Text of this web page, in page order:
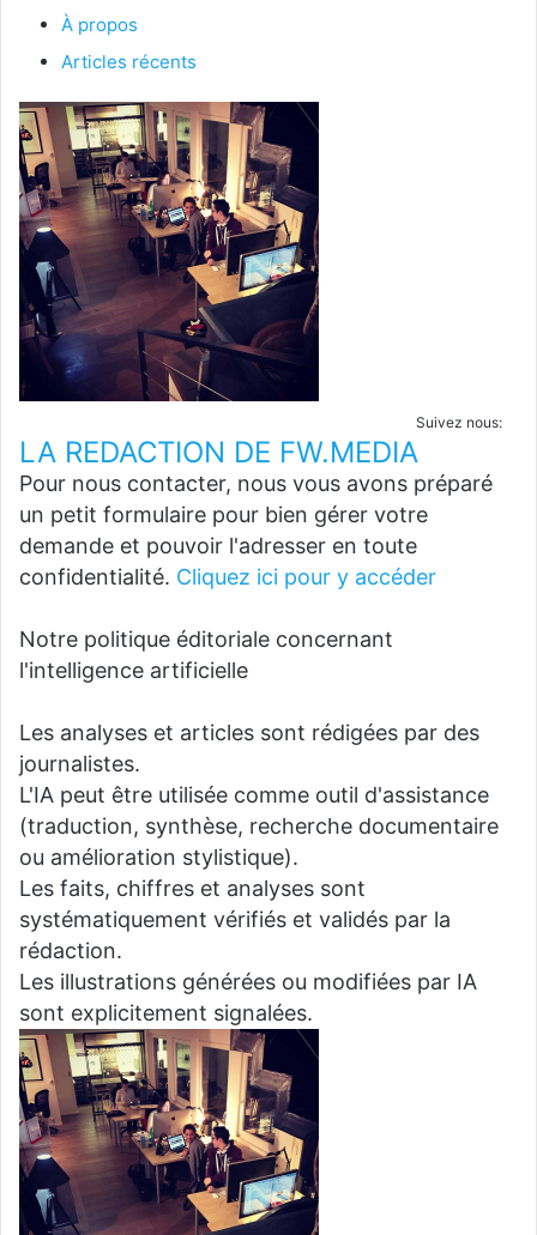
À propos
Articles récents
Suivez nous:
LA REDACTION DE FW.MEDIA
Pour nous contacter, nous vous avons préparé
un petit formulaire pour bien gérer votre
demande et pouvoir l'adresser en toute
confidentialité. Cliquez ici pour y accéder
Notre politique éditoriale concernant
l'intelligence artificielle
Les analyses et articles sont rédigées par des
journalistes.
L'IA peut être utilisée comme outil d'assistance
(traduction, synthèse, recherche documentaire
ou amélioration stylistique).
Les faits, chiffres et analyses sont
systématiquement vérifiés et validés par la
rédaction.
Les illustrations générées ou modifiées par IA
sont explicitement signalées.